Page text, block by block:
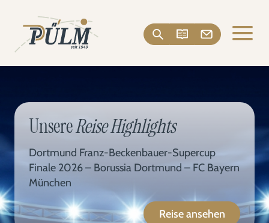
UnsereReise Highlights
Dortmund Franz-Beckenbauer-Supercup
Finale 2026 – Borussia Dortmund – FC Bayern
München
Reise ansehen